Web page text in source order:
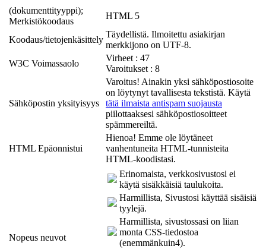
(dokumenttityyppi);
Merkistökoodaus
HTML 5
Koodaus/tietojenkäsittely
Täydellistä. Ilmoitettu asiakirjan
merkkijono on UTF-8.
W3C Voimassaolo
Virheet : 47
Varoitukset : 8
Sähköpostin yksityisyys
Varoitus! Ainakin yksi sähköpostiosoite
on löytynyt tavallisesta tekstistä. Käytä
tätä ilmaista antispam suojausta
piilottaaksesi sähköpostiosoitteet
spämmereiltä.
HTML Epäonnistui
Hienoa! Emme ole löytäneet
vanhentuneita HTML-tunnisteita
HTML-koodistasi.
Nopeus neuvot
Erinomaista, verkkosivustosi ei
käytä sisäkkäisiä taulukoita.
Harmillista, Sivustosi käyttää sisäisiä
tyylejä.
Harmillista, sivustossasi on liian
monta CSS-tiedostoa
(enemmänkuin4).